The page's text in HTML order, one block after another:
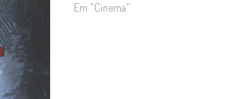
Em "Cinema"